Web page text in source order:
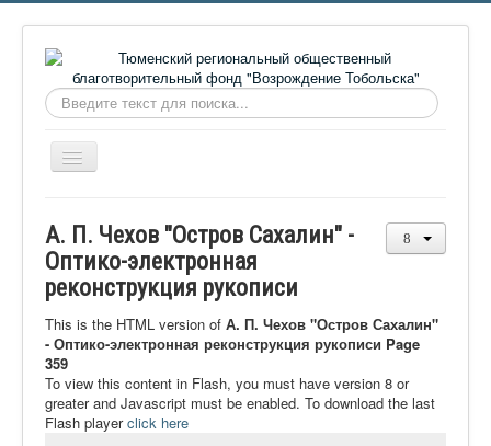
Искать...
Включить/
выключить
О фонде
Онлайн библиотека
Видеоматериалы
Контакты
Сайт проекта Достоевский
Ермаковополе.рф
А. П. Чехов "Остров Сахалин" -
Оптико-электронная
реконструкция рукописи
This is the HTML version of А. П. Чехов "Остров Сахалин"
- Оптико-электронная реконструкция рукописи Page
359
To view this content in Flash, you must have version 8 or
greater and Javascript must be enabled. To download the last
Flash playerclick here